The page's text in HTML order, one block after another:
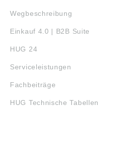
Wegbeschreibung
Einkauf 4.0 | B2B Suite
HUG 24
Serviceleistungen
Fachbeiträge
HUG Technische Tabellen